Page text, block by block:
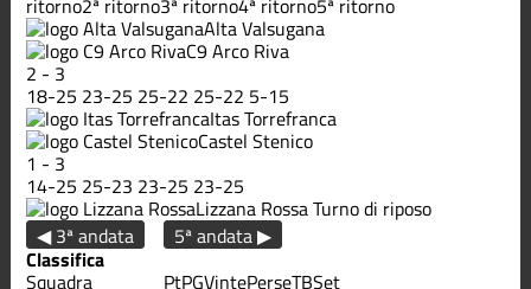
Alta Valsugana
C9 Arco Riva
2 - 3
18-25 23-25 25-22 25-22 5-15
Itas Torrefranca
Castel Stenico
1 - 3
14-25 25-23 23-25 23-25
Lizzana RossaTurno di riposo
◀ 3ª andata
5ª andata ▶
Classifica
Squadra PtPGVintePerseTBSet